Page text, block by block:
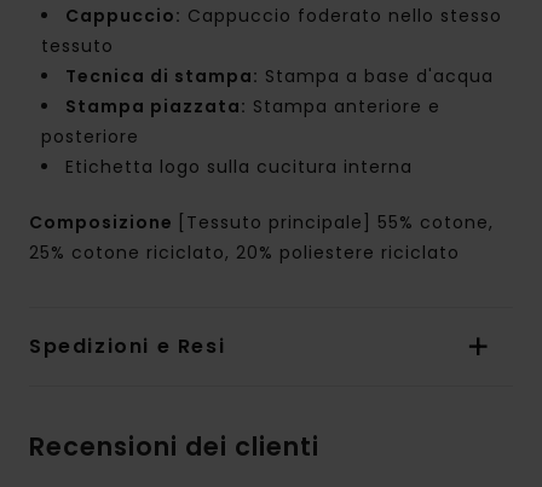
Cappuccio: Cappuccio foderato nello stesso
tessuto
Tecnica di stampa: Stampa a base d'acqua
Stampa piazzata: Stampa anteriore e
posteriore
Etichetta logo sulla cucitura interna
Composizione
[Tessuto principale] 55% cotone,
25% cotone riciclato, 20% poliestere riciclato
Spedizioni e Resi
Recensioni dei clienti